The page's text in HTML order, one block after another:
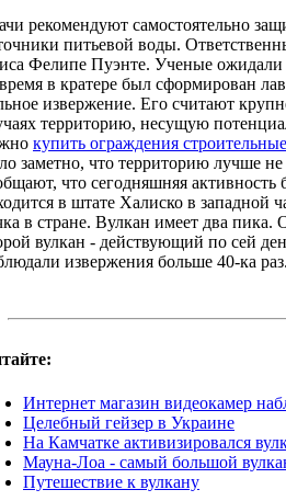
рекомендуют самостоятельно
питьевой воды.
Фелипе Пуэнте. Ученые ожидали
в кратере был сформирован
извержение. Его считают
территорию, несущую
купить ограждения строительные
заметно, что территорию лучше
что сегодняшняя активность
в штате Халиско в западной
в стране. Вулкан имеет два
вулкан - действующий по сей
извержения больше 40-ка раз.
Интернет магазин видеокамер
Целебный гейзер в Украине
На Камчатке активизировался
Мауна-Лоа - самый большой
Путешествие к вулкану